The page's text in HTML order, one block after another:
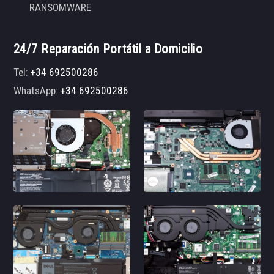
RANSOMWARE
24/7 Reparación Portátil a Domicilio
Tel:+34 692500286
WhatsApp:+34 692500286